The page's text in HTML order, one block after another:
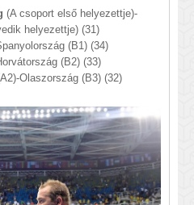
(A csoport első helyezettje)-
helyezettje) (31)
(B1) (34)
(B2) (33)
Olaszország (B3) (32)